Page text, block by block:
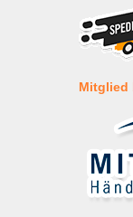
Mitglied